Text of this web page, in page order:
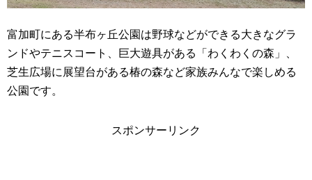
富加町にある半布ヶ丘公園は野球などができる大きなグラ
ンドやテニスコート、巨大遊具がある「わくわくの森」、
芝生広場に展望台がある椿の森など家族みんなで楽しめる
公園です。
スポンサーリンク